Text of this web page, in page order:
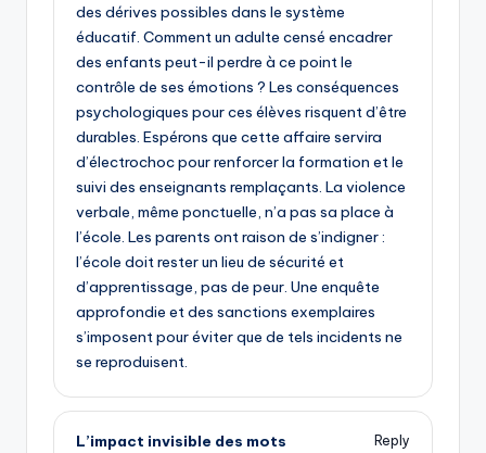
des dérives possibles dans le système
éducatif. Comment un adulte censé encadrer
des enfants peut-il perdre à ce point le
contrôle de ses émotions ? Les conséquences
psychologiques pour ces élèves risquent d’être
durables. Espérons que cette affaire servira
d’électrochoc pour renforcer la formation et le
suivi des enseignants remplaçants. La violence
verbale, même ponctuelle, n’a pas sa place à
l’école. Les parents ont raison de s’indigner :
l’école doit rester un lieu de sécurité et
d’apprentissage, pas de peur. Une enquête
approfondie et des sanctions exemplaires
s’imposent pour éviter que de tels incidents ne
se reproduisent.
L’impact invisible des mots
Reply